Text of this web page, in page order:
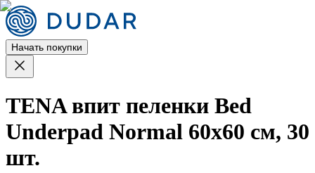
Начать покупки
TENA впит пеленки Bed
Underpad Normal 60x60 см, 30
шт.